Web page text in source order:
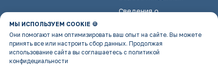
Сведения о
организации
МЫ ИСПОЛЬЗУЕМ COOKIE 🍪
Они помогают нам оптимизировать ваш опыт на сайте. Вы можете
принять все или настроить сбор данных. Продолжая
использование сайта вы соглашаетесь с политикой
конфидециальности